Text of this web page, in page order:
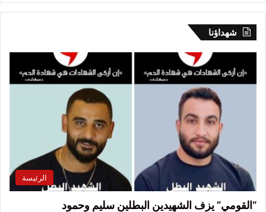
شهداؤنا
الرئيسة
“القومي” يزف الشهيدين البطلين سليم وحمود